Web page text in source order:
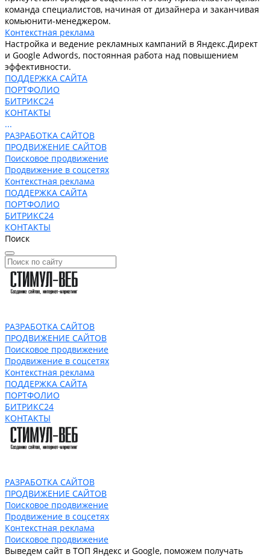
команда специалистов, начиная от дизайнера и заканчивая
комьюнити-менеджером.
Контекстная реклама
Настройка и ведение рекламных кампаний в Яндекс.Директ
и Google Adwords, постоянная работа над повышением
эффективности.
ПОДДЕРЖКА САЙТА
ПОРТФОЛИО
БИТРИКС24
КОНТАКТЫ
...
РАЗРАБОТКА САЙТОВ
ПРОДВИЖЕНИЕ САЙТОВ
Поисковое продвижение
Продвижение в соцсетях
Контекстная реклама
ПОДДЕРЖКА САЙТА
ПОРТФОЛИО
БИТРИКС24
КОНТАКТЫ
Поиск
РАЗРАБОТКА САЙТОВ
ПРОДВИЖЕНИЕ САЙТОВ
Поисковое продвижение
Продвижение в соцсетях
Контекстная реклама
ПОДДЕРЖКА САЙТА
ПОРТФОЛИО
БИТРИКС24
КОНТАКТЫ
РАЗРАБОТКА САЙТОВ
ПРОДВИЖЕНИЕ САЙТОВ
Поисковое продвижение
Продвижение в соцсетях
Контекстная реклама
Поисковое продвижение
Выведем сайт в ТОП Яндекс и Google, поможем получать